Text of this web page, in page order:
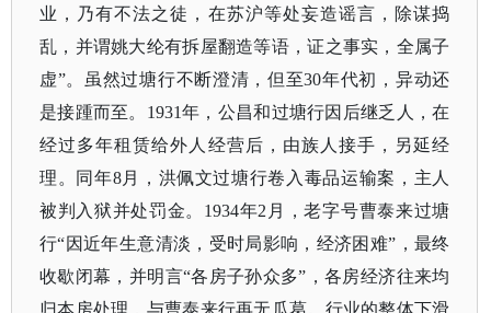
业，乃有不法之徒，在苏沪等处妄造谣言，除谋捣
乱，并谓姚大纶有拆屋翻造等语，证之事实，全属子
虚”。虽然过塘行不断澄清，但至30年代初，异动还
是接踵而至。1931年，公昌和过塘行因后继乏人，在
经过多年租赁给外人经营后，由族人接手，另延经
理。同年8月，洪佩文过塘行卷入毒品运输案，主人
被判入狱并处罚金。1934年2月，老字号曹泰来过塘
行“因近年生意清淡，受时局影响，经济困难”，最终
收歇闭幕，并明言“各房子孙众多”，各房经济往来均
归本房处理，与曹泰来行再无瓜葛。行业的整体下滑